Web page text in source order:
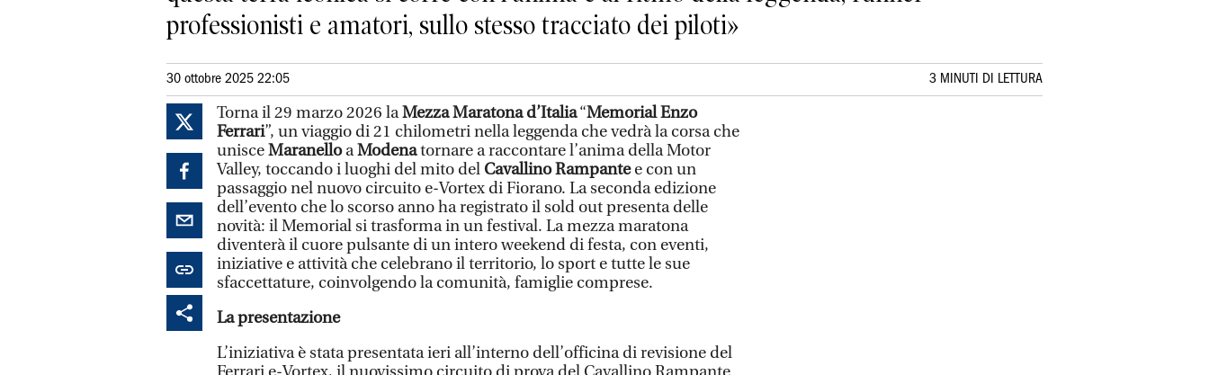
professionisti e amatori, sullo stesso tracciato dei piloti»
30 ottobre 2025 22:05 3 MINUTI DI LETTURA
Torna il 29 marzo 2026 laMezza Maratona d’Italia“Memorial Enzo
Ferrari”, un viaggio di 21 chilometri nella leggenda che vedrà la corsa che
unisceMaranelloaModenatornare a raccontare l’anima della Motor
Valley, toccando i luoghi del mito del Cavallino Rampantee con un
passaggio nel nuovo circuito e-Vortex di Fiorano. La seconda edizione
dell’evento che lo scorso anno ha registrato il sold out presenta delle
novità: il Memorial si trasforma in un festival. La mezza maratona
diventerà il cuore pulsante di un intero weekend di festa, con eventi,
iniziative e attività che celebrano il territorio, lo sport e tutte le sue
sfaccettature, coinvolgendo la comunità, famiglie comprese.
La presentazione
L’iniziativa è stata presentata ieri all’interno dell’officina di revisione del